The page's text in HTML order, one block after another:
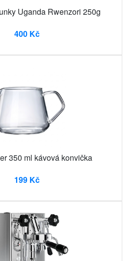
Uganda Rwenzori 250g
400 Kč
350 ml kávová konvička
199 Kč